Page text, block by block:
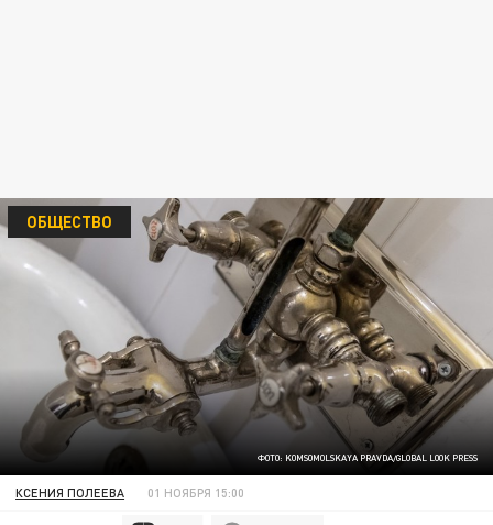
ФОТО: KOMSOMOLSKAYA PRAVDA/GLOBAL LOOK PRESS
ОБЩЕСТВО
КСЕНИЯ ПОЛЕЕВА 01 НОЯБРЯ 15:00